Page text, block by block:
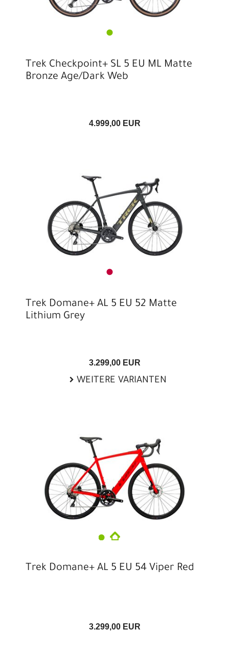
Trek Checkpoint+ SL 5 EU ML Matte
Bronze Age/Dark Web
4.999,00 EUR
Trek Domane+ AL 5 EU 52 Matte
Lithium Grey
3.299,00 EUR
WEITERE VARIANTEN
Trek Domane+ AL 5 EU 54 Viper Red
3.299,00 EUR